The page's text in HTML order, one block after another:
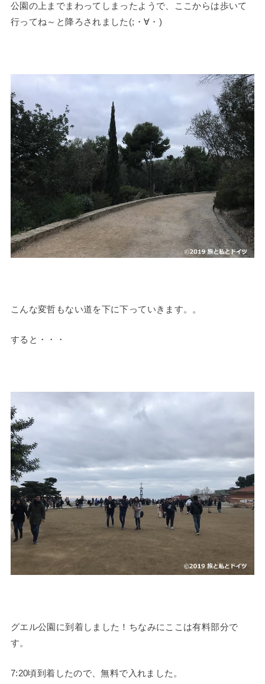
公園の上までまわってしまったようで、ここからは歩いて
行ってね～と降ろされました(;・∀・)
こんな変哲もない道を下に下っていきます。。
すると・・・
グエル公園に到着しました！ちなみにここは有料部分で
す。
7:20頃到着したので、無料で入れました。